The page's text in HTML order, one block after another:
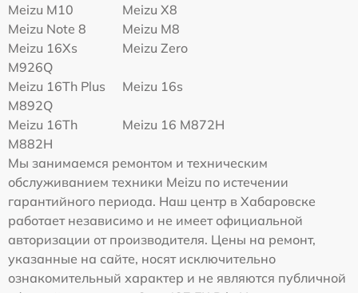
Meizu M10
Meizu X8
Meizu Note 8
Meizu M8
Meizu 16Xs
M926Q
Meizu Zero
Meizu 16Th Plus
M892Q
Meizu 16s
Meizu 16Th
M882H
Meizu 16 M872H
Мы занимаемся ремонтом и техническим
обслуживанием техники Meizu по истечении
гарантийного периода. Наш центр в Хабаровске
работает независимо и не имеет официальной
авторизации от производителя. Цены на ремонт,
указанные на сайте, носят исключительно
ознакомительный характер и не являются публичной